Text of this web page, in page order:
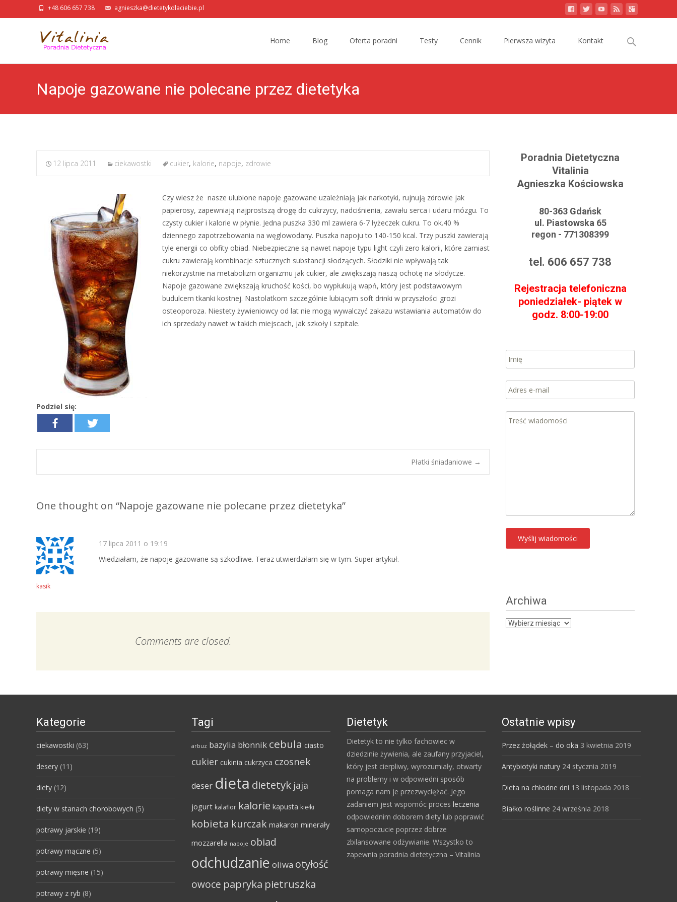
+48 606 657 738 agnieszka@dietetykdlaciebie.pl
Home
Blog Oferta poradni Testy Cennik Pierwsza wizyta Kontakt
Search
Napoje gazowane nie polecane przez dietetyka
12 lipca 2011 ciekawostki cukier, kalorie, napoje, zdrowie
Czy wiesz że nasze ulubione napoje gazowane uzależniają jak narkotyki, rujnują zdrowie jak
papierosy, zapewniają najprostszą drogę do cukrzycy, nadciśnienia, zawału serca i udaru mózgu. To
czysty cukier i kalorie w płynie. Jedna puszka 330 ml zawiera 6-7 łyżeczek cukru. To ok.40 %
dziennego zapotrzebowania na węglowodany. Puszka napoju to 140-150 kcal. Trzy puszki zawierają
tyle energii co obfity obiad. Niebezpieczne są nawet napoje typu light czyli zero kalorii, które zamiast
cukru zawierają kombinacje sztucznych substancji słodzących. Słodziki nie wpływają tak
niekorzystnie na metabolizm organizmu jak cukier, ale zwiększają naszą ochotę na słodycze.
Napoje gazowane zwiększają kruchość kości, bo wypłukują wapń, który jest podstawowym
budulcem tkanki kostnej. Nastolatkom szczególnie lubiącym soft drinki w przyszłości grozi
osteoporoza. Niestety żywieniowcy od lat nie mogą wywalczyć zakazu wstawiania automatów do
ich sprzedaży nawet w takich miejscach, jak szkoły i szpitale.
Podziel się:
Płatki śniadaniowe →
One thought on “Napoje gazowane nie polecane przez dietetyka”
kasik
17 lipca 2011 o 19:19
Wiedziałam, że napoje gazowane są szkodliwe. Teraz utwierdziłam się w tym. Super artykuł.
Comments are closed.
Poradnia Dietetyczna
Vitalinia
Agnieszka Kościowska
80-363 Gdańsk
ul. Piastowska 65
regon - 771308399
tel. 606 657 738
Rejestracja telefoniczna
poniedziałek- piątek w
godz. 8:00-19:00
Archiwa
Archiwa
Kategorie
ciekawostki (63)
desery (11)
diety (12)
diety w stanach chorobowych (5)
potrawy jarskie (19)
potrawy mączne (5)
potrawy mięsne (15)
potrawy z ryb (8)
Tagi
arbuz bazylia błonnik cebula ciasto
cukier cukinia cukrzyca czosnek
deser dieta dietetyk jaja
jogurt kalafior kalorie kapusta kiełki
kobieta kurczak makaron minerały
mozzarella napoje obiad
odchudzanie oliwa otyłość
owoce papryka pietruszka
Dietetyk
Dietetyk to nie tylko fachowiec w
dziedzinie żywienia, ale zaufany przyjaciel,
który jest cierpliwy, wyrozumiały, otwarty
na problemy i w odpowiedni sposób
pomaga nam je przezwyciężać. Jego
zadaniem jest wspomóc proces leczenia
odpowiednim doborem diety lub poprawić
samopoczucie poprzez dobrze
zbilansowane odżywianie. Wszystko to
zapewnia poradnia dietetyczna – Vitalinia
Ostatnie wpisy
Przez żołądek – do oka 3 kwietnia 2019
Antybiotyki natury 24 stycznia 2019
Dieta na chłodne dni 13 listopada 2018
Białko roślinne 24 września 2018